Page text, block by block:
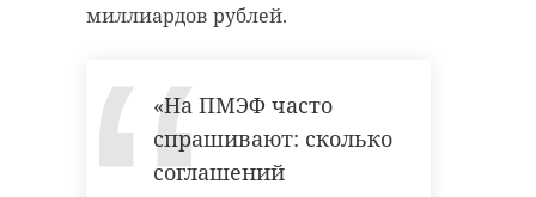
миллиардов рублей.
«На ПМЭФ часто
спрашивают: сколько
соглашений